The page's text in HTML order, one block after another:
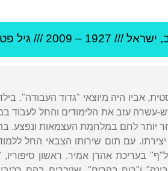
, ישראל///
1927
–
2009 /// גיל
אביו היה מיוצאי "גדוד העבודה".
יותר לחם במלחמת העצמאות ונפצע.
יצירתו. עם תום שירותו הצבאי החל